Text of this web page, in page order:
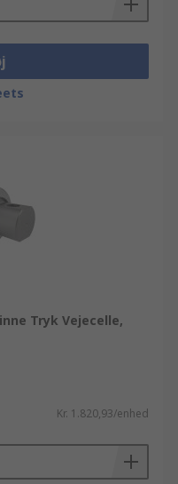
Tryk Vejecelle,
Kr. 1.820,93/enhed